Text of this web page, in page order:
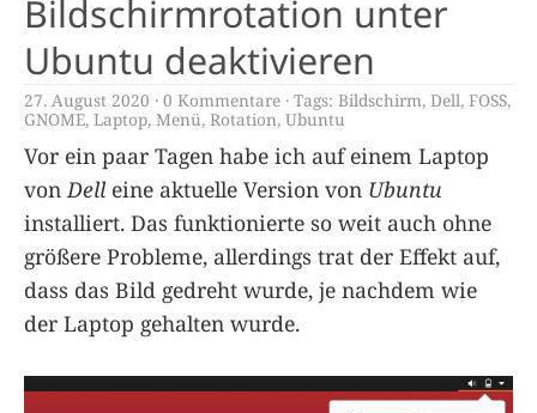
Bildschirmrotation unter
Ubuntu deaktivieren
27. August 2020 0 Kommentare Tags: Bildschirm, Dell, FOSS,
GNOME, Laptop, Menü, Rotation, Ubuntu
Vor ein paar Tagen habe ich auf einem Laptop
von Dell eine aktuelle Version von Ubuntu
installiert. Das funktionierte so weit auch ohne
größere Probleme, allerdings trat der Effekt auf,
dass das Bild gedreht wurde, je nachdem wie
der Laptop gehalten wurde.